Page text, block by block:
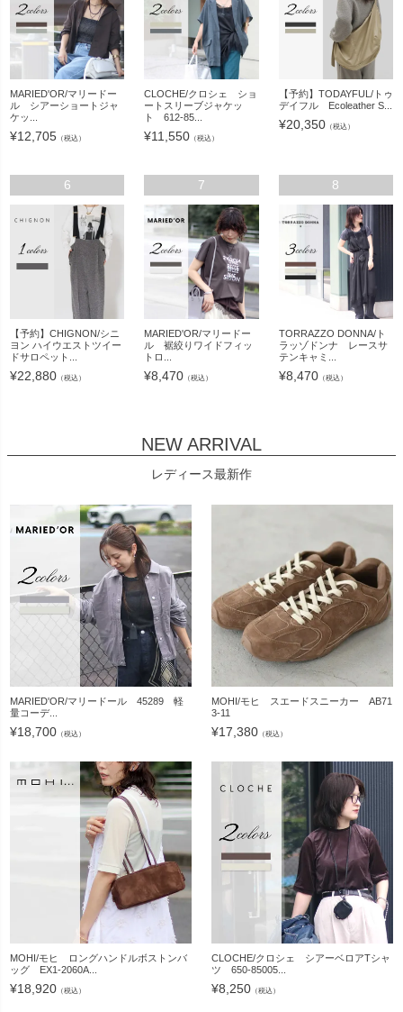
MARIED'OR/マリードー
ル シアーショートジャ
ケッ...
¥12,705 （税込）
CLOCHE/クロシェ ショ
ートスリーブジャケッ
ト 612-85...
¥11,550 （税込）
【予約】TODAYFUL/トゥ
デイフル Ecoleather S...
¥20,350（税込）
6
【予約】CHIGNON/シニ
ヨン ハイウエストツイー
ドサロペット...
¥22,880 （税込）
7
MARIED'OR/マリードー
ル 裾絞りワイドフィッ
トロ...
¥8,470 （税込）
8
TORRAZZO DONNA/ト
ラッゾドンナ レースサ
テンキャミ...
¥8,470（税込）
NEW ARRIVAL
レディース最新作
MARIED'OR/マリードール 45289 軽
量コーデ...
¥18,700 （税込）
MOHI/モヒ スエードスニーカー AB71
3-11
¥17,380 （税込）
MOHI/モヒ ロングハンドルボストンバ
ッグ EX1-2060A...
¥18,920 （税込）
CLOCHE/クロシェ シアーベロアTシャ
ツ 650-85005...
¥8,250 （税込）